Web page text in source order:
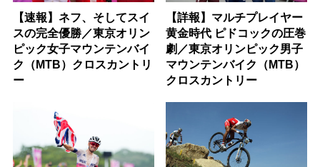
【速報】ネフ、そしてスイ
スの完全優勝／東京オリン
ピック女子マウンテンバイ
ク（MTB）クロスカントリ
ー
【詳報】マルチプレイヤー
黄金時代 ピドコックの圧巻
劇／東京オリンピック男子
マウンテンバイク（MTB）
クロスカントリー